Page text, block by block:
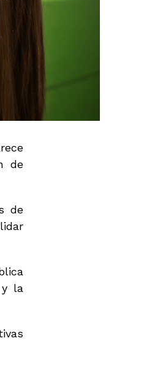
de
de
y la